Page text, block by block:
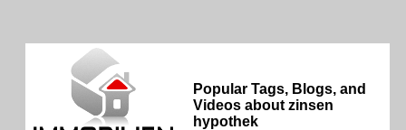
Popular Tags, Blogs, and
Videos about zinsen
hypothek